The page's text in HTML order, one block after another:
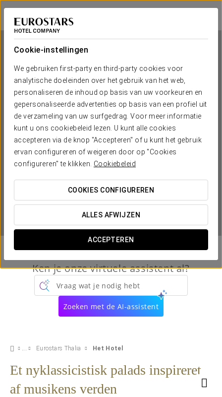
Cookie-instellingen
We gebruiken first-party en third-party cookies voor
analytische doeleinden over het gebruik van het web,
personaliseren de inhoud op basis van uw voorkeuren en
gepersonaliseerde advertenties op basis van een profiel uit
de verzameling van uw surfgedrag. Voor meer informatie
kunt u ons cookiebeleid lezen. U kunt alle cookies
accepteren via de knop "Accepteren" of u kunt het gebruik
ervan configureren of weigeren door op "Cookies
configureren" te klikken. Cookiebeleid
COOKIES CONFIGUREREN
ALLES AFWIJZEN
ACCEPTEREN
Eurostars Thalia
PRAAG
Eurostars Thalia
PRAAG
WANNEER WIL JE GAAN?
Ken je onze virtuele assistent al?
Vraag wat je nodig hebt
Zoeken met de AI-assistent
Eurostars Thalia Het Hotel
Et nyklassicistisk palads inspireret
af musikens verden